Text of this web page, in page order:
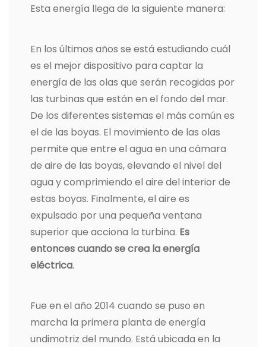
Esta energía llega de la siguiente manera:
En los últimos años se está estudiando cuál
es el mejor dispositivo para captar la
energía de las olas que serán recogidas por
las turbinas que están en el fondo del mar.
De los diferentes sistemas el más común es
el de las boyas. El movimiento de las olas
permite que entre el agua en una cámara
de aire de las boyas, elevando el nivel del
agua y comprimiendo el aire del interior de
estas boyas. Finalmente, el aire es
expulsado por una pequeña ventana
superior que acciona la turbina. Es
entonces cuando se crea la energía
eléctrica.
Fue en el año 2014 cuando se puso en
marcha la primera planta de energía
undimotriz del mundo. Está ubicada en la